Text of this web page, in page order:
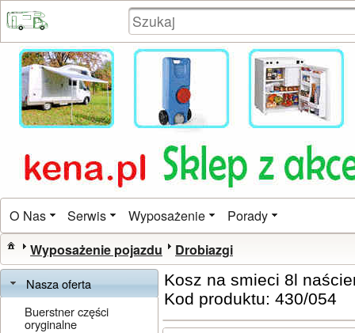
O Nas Serwis Wyposażenie Porady
Wyposażenie pojazdu Drobiazgi
Nasza oferta
Buerstner części
oryginalne
Kosz na smieci 8l
Kod produktu: 430/054